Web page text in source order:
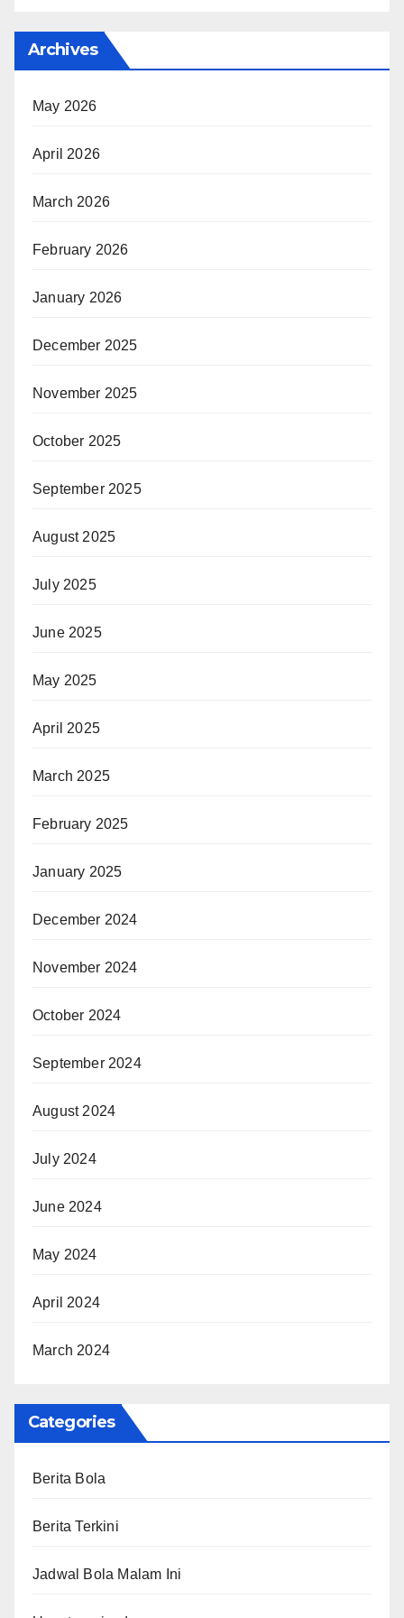
Archives
May 2026
April 2026
March 2026
February 2026
January 2026
December 2025
November 2025
October 2025
September 2025
August 2025
July 2025
June 2025
May 2025
April 2025
March 2025
February 2025
January 2025
December 2024
November 2024
October 2024
September 2024
August 2024
July 2024
June 2024
May 2024
April 2024
March 2024
Categories
Berita Bola
Berita Terkini
Jadwal Bola Malam Ini